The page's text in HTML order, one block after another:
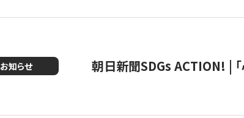
お知らせ 朝日新聞SDGs ACTION! |